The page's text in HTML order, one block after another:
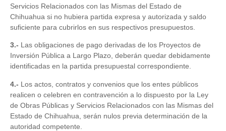
Servicios Relacionados con las Mismas del Estado de
Chihuahua si no hubiera partida expresa y autorizada y saldo
suficiente para cubrirlos en sus respectivos presupuestos.
3.- Las obligaciones de pago derivadas de los Proyectos de
Inversión Pública a Largo Plazo, deberán quedar debidamente
identificadas en la partida presupuestal correspondiente.
4.- Los actos, contratos y convenios que los entes públicos
realicen o celebren en contravención a lo dispuesto por la Ley
de Obras Públicas y Servicios Relacionados con las Mismas del
Estado de Chihuahua, serán nulos previa determinación de la
autoridad competente.